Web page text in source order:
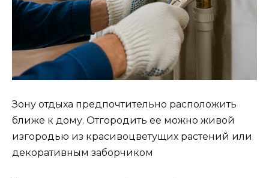
Зону отдыха предпочтительно расположить
ближе к дому. Отгородить ее можно живой
изгородью из красивоцветущих растений или
декоративным заборчиком